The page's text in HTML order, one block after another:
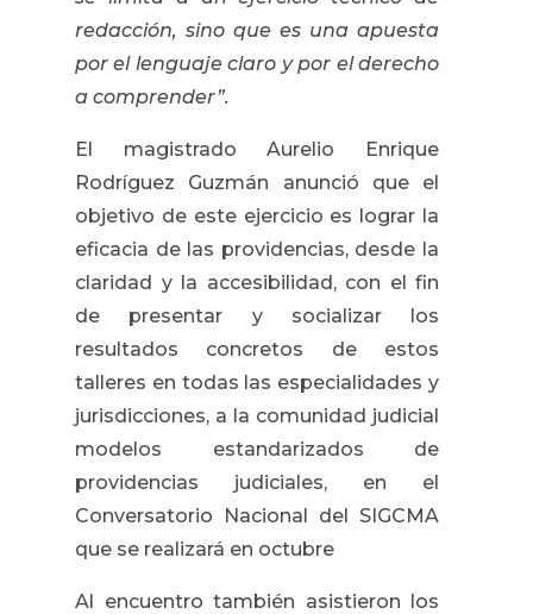
redacción, sino que es una apuesta
por el lenguaje claro y por el derecho
a comprender”.
El magistrado Aurelio Enrique
Rodríguez Guzmán anunció que el
objetivo de este ejercicio es lograr la
eficacia de las providencias, desde la
claridad y la accesibilidad, con el fin
de presentar y socializar los
resultados concretos de estos
talleres en todas las especialidades y
jurisdicciones, a la comunidad judicial
modelos estandarizados de
providencias judiciales, en el
Conversatorio Nacional del SIGCMA
que se realizará en octubre
Al encuentro también asistieron los